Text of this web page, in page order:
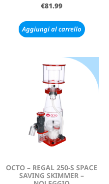
€81.99
Aggiungi al carrello
OCTO – REGAL 250-S SPACE
SAVING SKIMMER –